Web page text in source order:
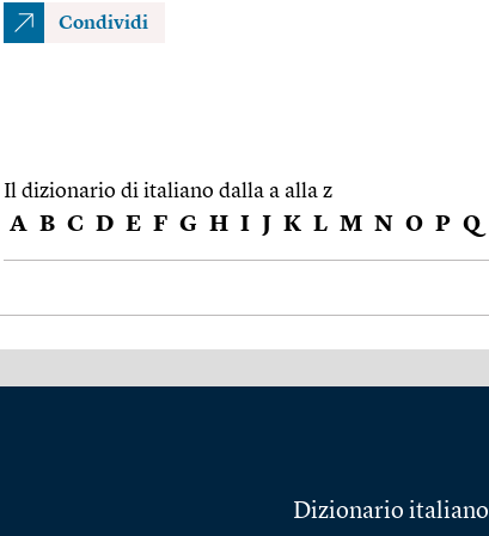
Condividi
Il dizionario di italiano dalla a alla z
A B C D E F G H I J K L M N O P Q
Dizionario italiano